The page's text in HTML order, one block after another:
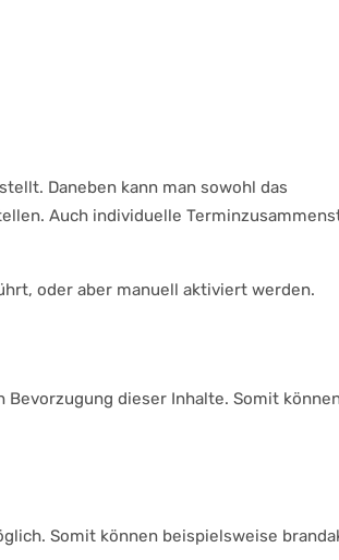
Daneben kann man sowohl das
Auch individuelle
oder aber manuell aktiviert werden.
dieser Inhalte. Somit
Somit können beispielsweise